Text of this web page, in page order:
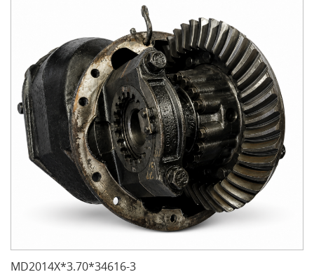
MD2014X*3.70*34616-3